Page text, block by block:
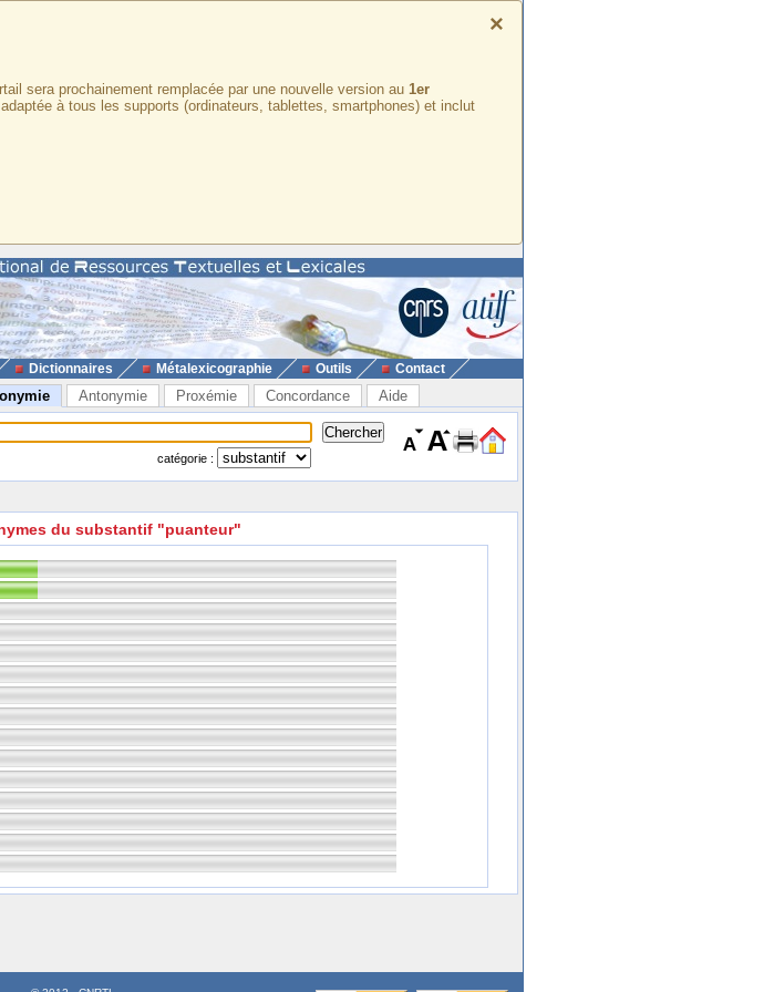
×
sera prochainement remplacée par une nouvelle version au 1er
à tous les supports (ordinateurs, tablettes, smartphones) et inclut
Dictionnaires Métalexicographie Outils Contact
Antonymie Proxémie Concordance Aide
catégorie :
du substantif "puanteur"